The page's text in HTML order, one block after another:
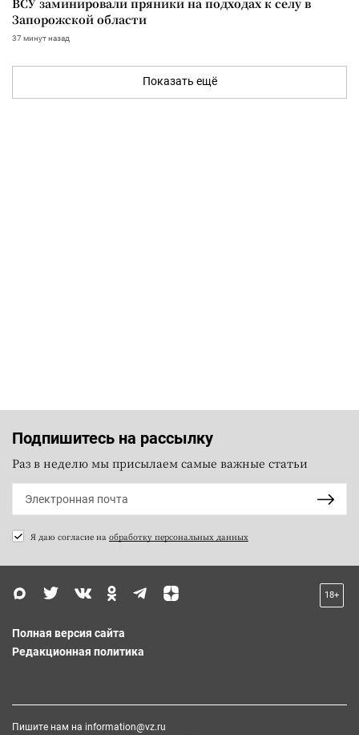
Запорожской области
37 минут назад
Показать ещё
Подпишитесь на рассылку
Раз в неделю мы присылаем самые важные статьи
Я даю согласие на обработку персональных данных
18+
Полная версия сайта
Редакционная политика
Пишите нам на information@vz.ru